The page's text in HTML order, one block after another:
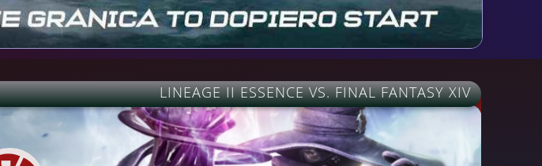
LINEAGE II ESSENCE VS. FINAL FANTASY XIV